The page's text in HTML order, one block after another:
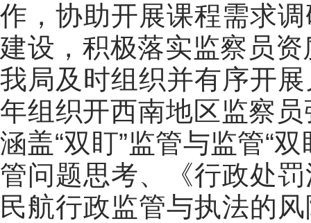
作，协助开展课程需求
建设 ， 积极落实监察员
我局及时组织并有序开
年组织开西南地区监察
涵盖“双盯”监管与监管“
管问题思考、《行政处
民航行政监管与执法的